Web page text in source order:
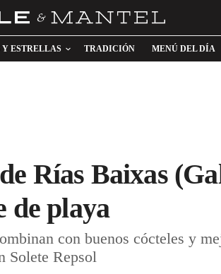
Y ESTRELLAS TRADICIÓN MENÚ DEL DÍA
Rías Baixas
de playa
con buenos cócteles y
Solete Repsol